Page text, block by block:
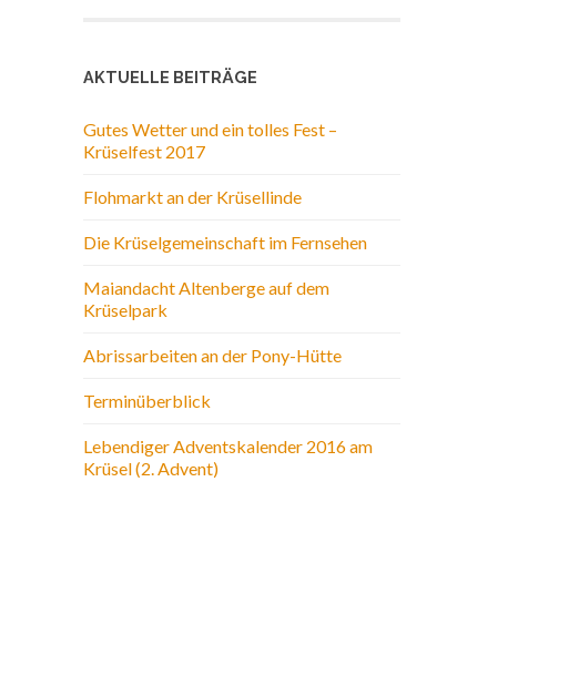
AKTUELLE BEITRÄGE
Gutes Wetter und ein tolles Fest –
Krüselfest 2017
Flohmarkt an der Krüsellinde
Die Krüselgemeinschaft im Fernsehen
Maiandacht Altenberge auf dem
Krüselpark
Abrissarbeiten an der Pony-Hütte
Terminüberblick
Lebendiger Adventskalender 2016 am
Krüsel (2. Advent)